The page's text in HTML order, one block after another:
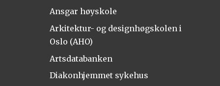
Ansgar høyskole
Arkitektur- og designhøgskolen i
Oslo (AHO)
Artsdatabanken
Diakonhjemmet sykehus